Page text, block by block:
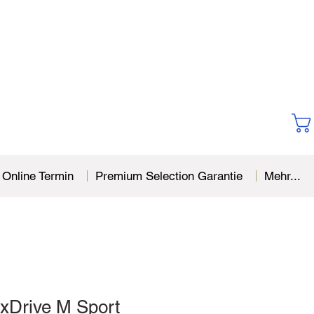
Online Termin Premium Selection Garantie Mehr...
M Sport